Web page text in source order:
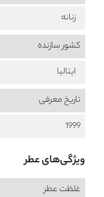
زنانه
کشور سازنده
ایتالیا
تاریخ معرفی
1999
ویژگی‌های عطر
غلظت عطر